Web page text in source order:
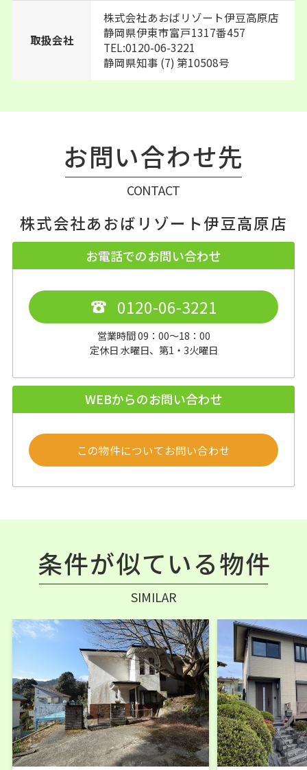
取扱会社
株式会社あおばリゾート伊豆高原店
静岡県伊東市富戸1317番457
TEL:0120-06-3221
静岡県知事 (7) 第10508号
お問い合わせ先
CONTACT
株式会社あおばリゾート伊豆高原店
お電話でのお問い合わせ
0120-06-3221
営業時間 09：00～18：00
定休日 水曜日、第1・3火曜日
WEBからのお問い合わせ
この物件についてお問い合わせ
条件が似ている物件
SIMILAR